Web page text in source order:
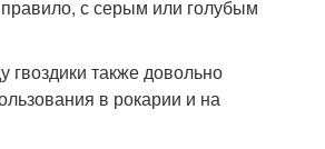
правило, с серым или голубым
гвоздики также довольно
в рокарии и на